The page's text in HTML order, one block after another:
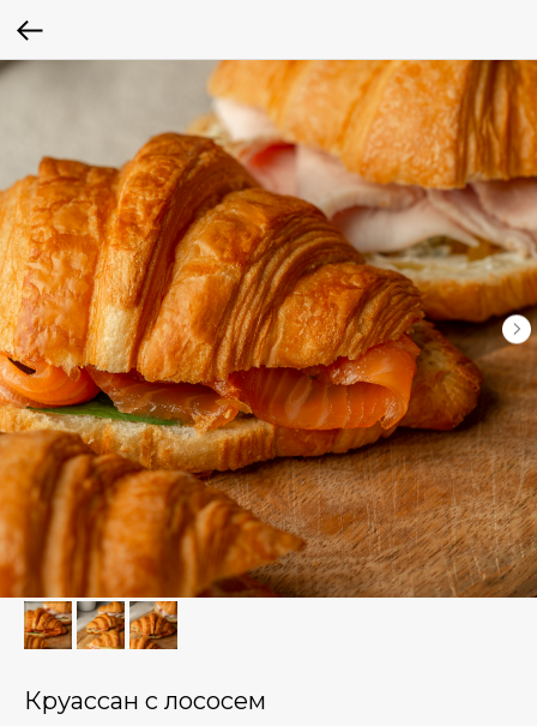
Круассан с лососем